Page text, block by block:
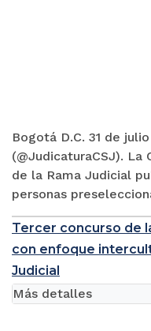
Bogotá D.C. 31 de
(@JudicaturaCSJ).
de la Rama Judicial
personas
Tercer concurso de
con enfoque
Judicial
Más detalles